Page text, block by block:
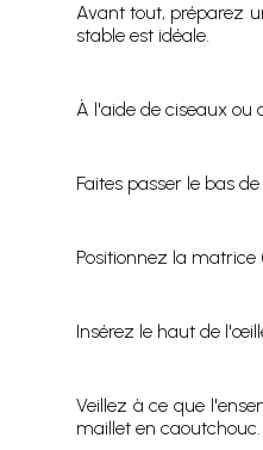
Avant tout, préparez
stable est idéale.
À l'aide de ciseaux ou
Faites passer le bas
Positionnez la
Insérez le haut de
Veillez à ce que
maillet en